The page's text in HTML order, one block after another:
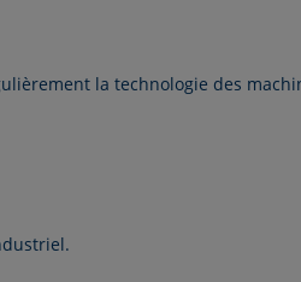
la technologie des